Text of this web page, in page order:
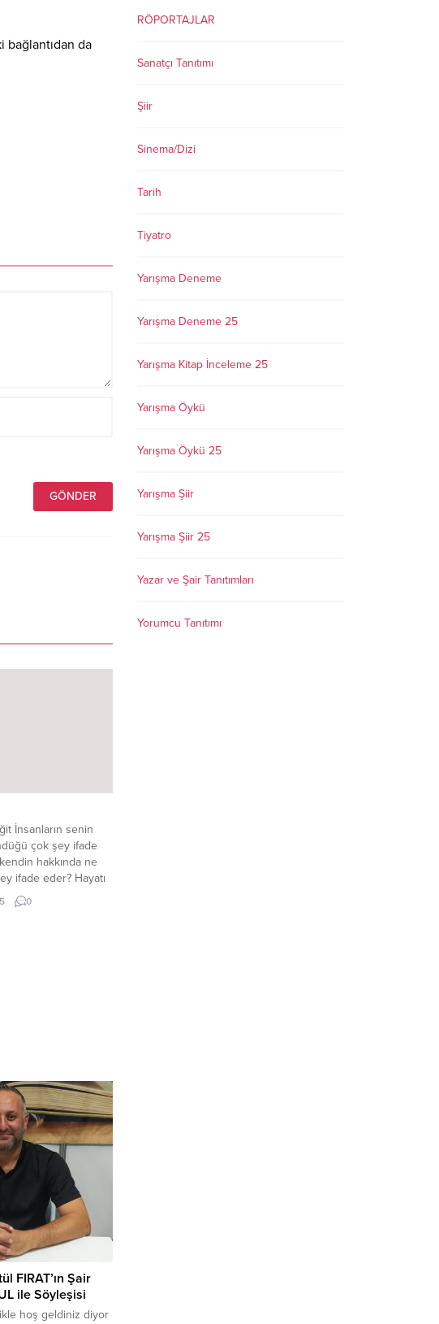
da
İnsanların senin
çok şey ifade
hakkında ne
ifade eder? Hayatı
yaşama pozitif ol
ne geçiyor
0
FIRAT’ın Şair
ile Söyleşisi
hoş geldiniz diyor
RÖPORTAJLAR
Sanatçı Tanıtımı
Şiir
Sinema/Dizi
Tarih
Tiyatro
Yarışma Deneme
Yarışma Deneme 25
Yarışma Kitap İnceleme 25
Yarışma Öykü
Yarışma Öykü 25
Yarışma Şiir
Yarışma Şiir 25
Yazar ve Şair Tanıtımları
Yorumcu Tanıtımı